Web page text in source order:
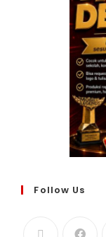
Follow Us